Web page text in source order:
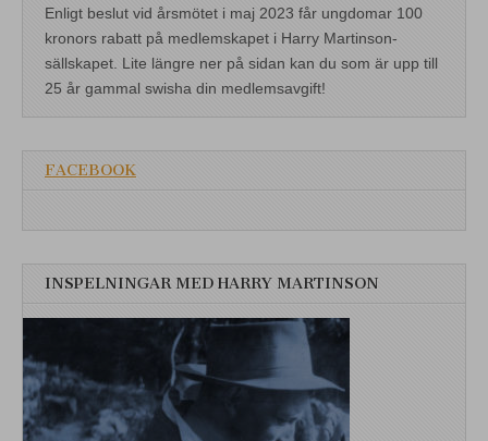
Enligt beslut vid årsmötet i maj 2023 får ungdomar 100
kronors rabatt på medlemskapet i Harry Martinson-
sällskapet. Lite längre ner på sidan kan du som är upp till
25 år gammal swisha din medlemsavgift!
FACEBOOK
INSPELNINGAR MED HARRY MARTINSON